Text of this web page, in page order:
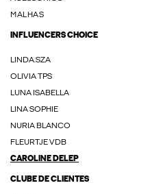
MALHAS
INFLUENCERS CHOICE
LINDA.SZA
OLIVIA TPS
LUNA ISABELLA
LINA SOPHIE
NURIA BLANCO
FLEURTJE VDB
CAROLINE DELEP
CLUBE DE CLIENTES